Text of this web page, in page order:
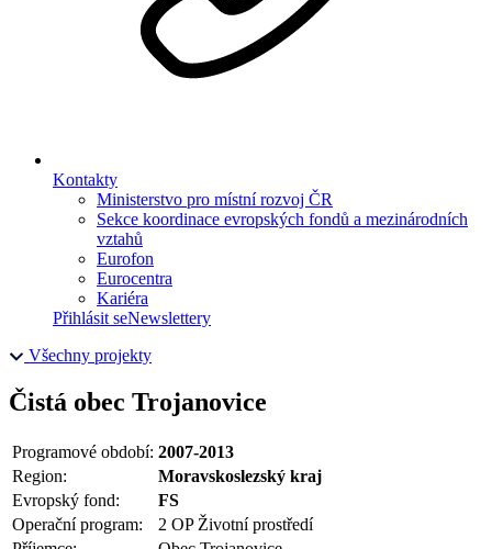
Kontakty
Ministerstvo pro místní rozvoj ČR
Sekce koordinace evropských fondů a mezinárodních
vztahů
Eurofon
Eurocentra
Kariéra
Přihlásit seNewslettery
Všechny projekty
Čistá obec Trojanovice
Programové období: 2007-2013
Region:
Moravskoslezský kraj
Evropský fond:
FS
Operační program:
2 OP Životní prostředí